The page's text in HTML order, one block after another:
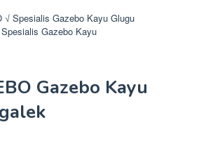
Gazebo Kayu
Gazebo Kayu